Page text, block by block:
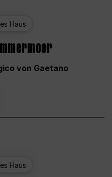
Haus
von Gaetano
Haus